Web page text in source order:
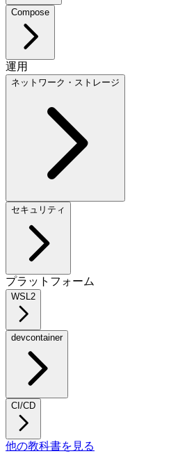
Compose
運用
ネットワーク・ストレージ
セキュリティ
プラットフォーム
WSL2
devcontainer
CI/CD
他の教科書を見る